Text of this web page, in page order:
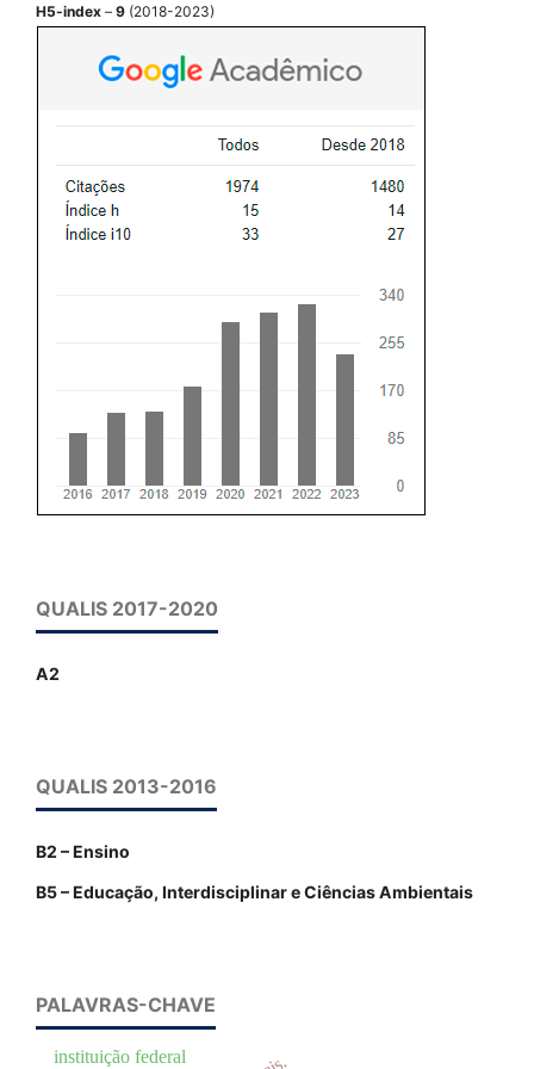
H5-index – 9 (2018-2023)
QUALIS 2017-2020
A2
QUALIS 2013-2016
B2 – Ensino
B5 – Educação, Interdisciplinar e Ciências Ambientais
PALAVRAS-CHAVE
instituição federal